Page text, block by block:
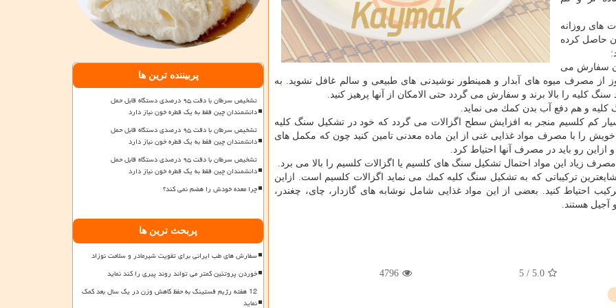
های روزانه
حاصل كرده
سفارش می
مصرف میوه های آبدار و همینطور نوشیدنی های طبیعی و سالم غافل نشوید. به
كلیه را بالا برند و سفارش می گردد حتی الامكان از آنها پرهیز كنید.
و هم دفع آب بدن كمك می نماید.
كم كلسیم منجر به افزایش سطح اگزالات می گردد كه خود در تشكیل سنگ كلیه
را با مصرف مواد غذایی غنی از این ماده معدنی تامین كنید چون كه مكمل های
رو باید در مصرف آنها احتیاط كرد.
زیاد این مواد احتمال تشكیل سنگ های كلسیم یا اگزالات كلسیم را بالا می برد.
تركیباتی كه به تشكیل سنگ كلیه كمك می نماید اگزالات كلسیم است. ازاین
كنید. بعضی از این مواد غذایی شامل نوشابه های گازدار، چای، چغندر،
آجیل هستند.
5.0
/
5
4796
پربیننده ترین ها
تشخیص سرطان با دقت ۹۵ درصدی دستگاه قابل حمل
دانشمندان چین فقط به یک قطره خون نیاز دارد
تشخیص سرطان با دقت ۹۵ درصدی دستگاه قابل حمل
دانشمندان چین فقط به یک قطره خون نیاز دارد
تشخیص سرطان با دقت ۹۵ درصدی دستگاه قابل حمل
دانشمندان چین فقط به یک قطره خون نیاز دارد
چرا معده خودش را هضم نمی کند؟
پربحث ترین ها
سفارش های طب ایرانی برای تقویت شیرمادر و سلامت نوزاد
خوردن پروتئین کمتر می تواند روند پیری را کند نماید
12 هفته رژیم فستینگ به حفظ کاهش وزن در یک سال بعد کمک
نماید